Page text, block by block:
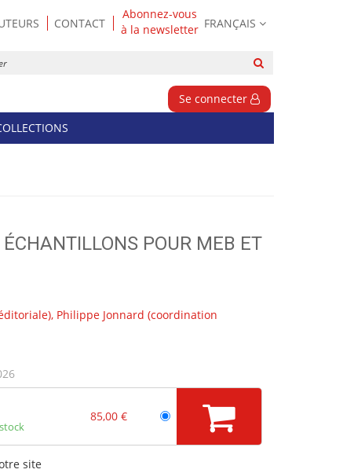
CONTACT
Abonnez-vous
à la newsletter FRANÇAIS
Se connecter
POUR MEB ET
Philippe Jonnard (coordination
85,00 €
site